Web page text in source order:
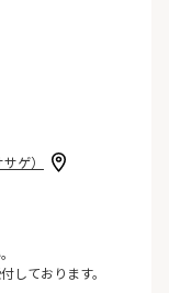
ゲ）
しております。